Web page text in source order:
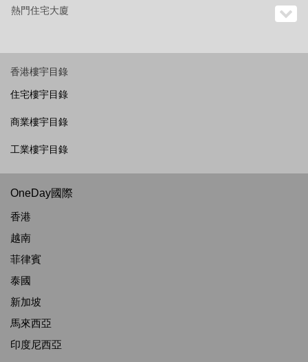
熱門住宅大廈
香港樓宇目錄
住宅樓宇目錄
商業樓宇目錄
工業樓宇目錄
OneDay國際
香港
越南
菲律賓
泰國
新加坡
馬來西亞
印度尼西亞